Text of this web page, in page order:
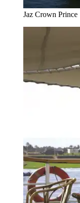
Jaz Crown Prince